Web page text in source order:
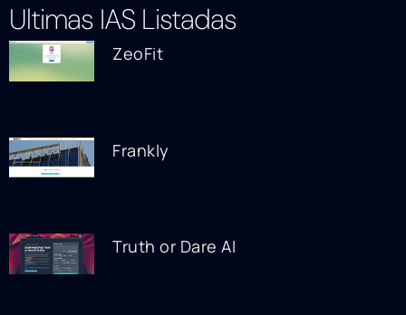
Ultimas IAS Listadas
ZeoFit
Frankly
Truth or Dare AI